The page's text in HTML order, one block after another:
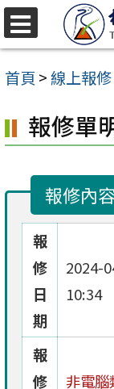
跳
至
主
內
容
首頁 >線上報修
報修單
報修內
報
修
日
期
2024-
10:34
報
修
非電
選
單